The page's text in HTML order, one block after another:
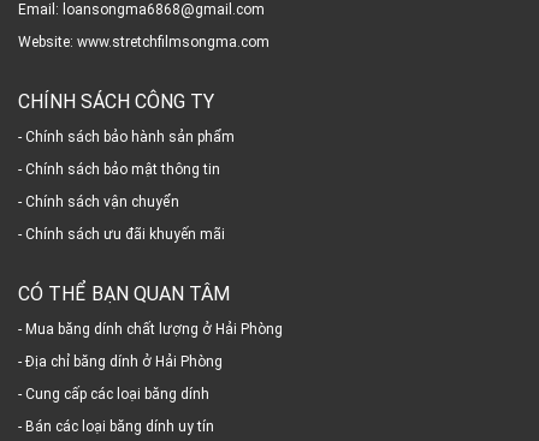
Email: loansongma6868@gmail.com
Website: www.stretchfilmsongma.com
CHÍNH SÁCH CÔNG TY
- Chính sách bảo hành sản phẩm
- Chính sách bảo mật thông tin
- Chính sách vận chuyển
- Chính sách ưu đãi khuyến mãi
CÓ THỂ BẠN QUAN TÂM
- Mua băng dính chất lượng ở Hải Phòng
- Địa chỉ băng dính ở Hải Phòng
- Cung cấp các loại băng dính
- Bán các loại băng dính uy tín